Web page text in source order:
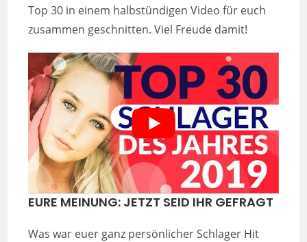
Top 30 in einem halbstündigen Video für euch
zusammen geschnitten. Viel Freude damit!
EURE MEINUNG: JETZT SEID IHR GEFRAGT
Was war euer ganz persönlicher Schlager Hit